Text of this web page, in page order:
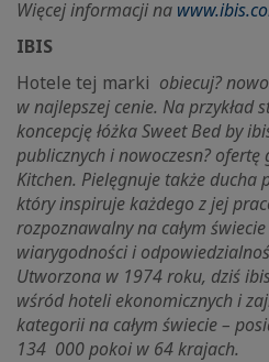
Więcej informacji na
IBIS
Hotele tej marki obiecuj?
w najlepszej cenie. Na przykład
koncepcję łóżka Sweet Bed by
publicznych i nowoczesn? ofertę
Kitchen. Pielęgnuje także ducha
który inspiruje każdego z jej
rozpoznawalny na całym
wiarygodności i
Utworzona w 1974 roku, dziś
wśród hoteli ekonomicznych i
kategorii na całym świecie –
134 000 pokoi w 64 krajach.